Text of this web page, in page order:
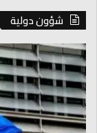
شؤون دولية